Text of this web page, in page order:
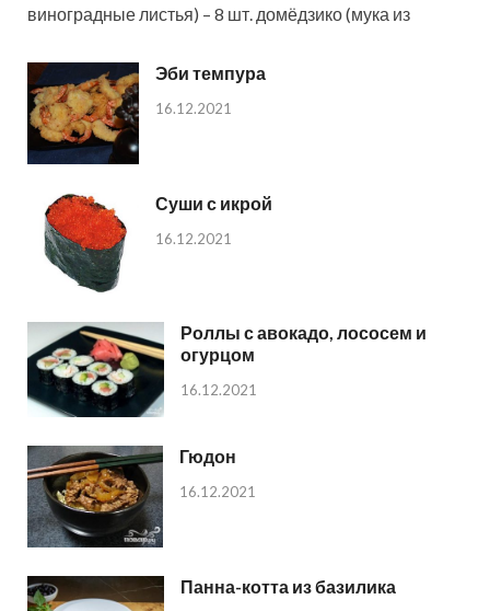
виноградные листья) – 8 шт. домёдзико (мука из
Эби темпура
16.12.2021
Суши с икрой
16.12.2021
Роллы с авокадо, лососем и
огурцом
16.12.2021
Гюдон
16.12.2021
Панна-котта из базилика